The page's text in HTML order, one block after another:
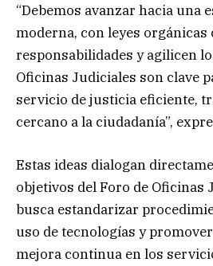
“Debemos avanzar hacia
moderna, con leyes
responsabilidades y agilicen
Oficinas Judiciales son clave
servicio de justicia eficiente,
cercano a la ciudadanía”,
Estas ideas dialogan
objetivos del Foro de Oficinas
busca estandarizar
uso de tecnologías y
mejora continua en los